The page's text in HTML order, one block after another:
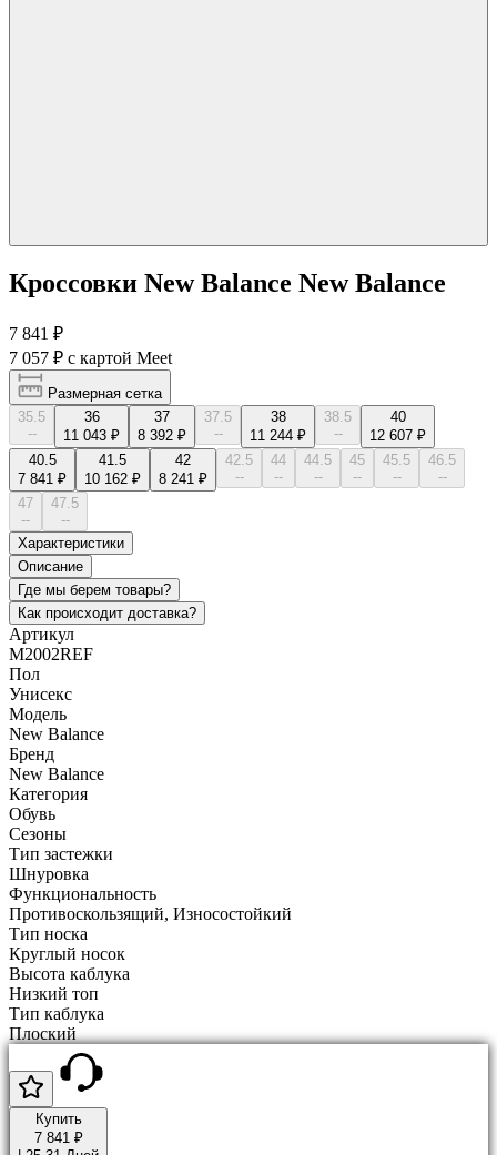
Кроссовки New Balance New Balance
7 841 ₽
7 057 ₽ с картой Meet
Размерная сетка
35.5
--
36
11 043 ₽
37
8 392 ₽
37.5
--
38
11 244 ₽
38.5
--
40
12 607 ₽
40.5
7 841 ₽
41.5
10 162 ₽
42
8 241 ₽
42.5
--
44
--
44.5
--
45
--
45.5
--
46.5
--
47
--
47.5
--
Характеристики
Описание
Где мы берем товары?
Как происходит доставка?
Артикул
M2002REF
Пол
Унисекс
Модель
New Balance
Бренд
New Balance
Категория
Обувь
Сезоны
Тип застежки
Шнуровка
Функциональность
Противоскользящий, Износостойкий
Тип носка
Круглый носок
Высота каблука
Низкий топ
Тип каблука
Плоский
Купить
7 841 ₽